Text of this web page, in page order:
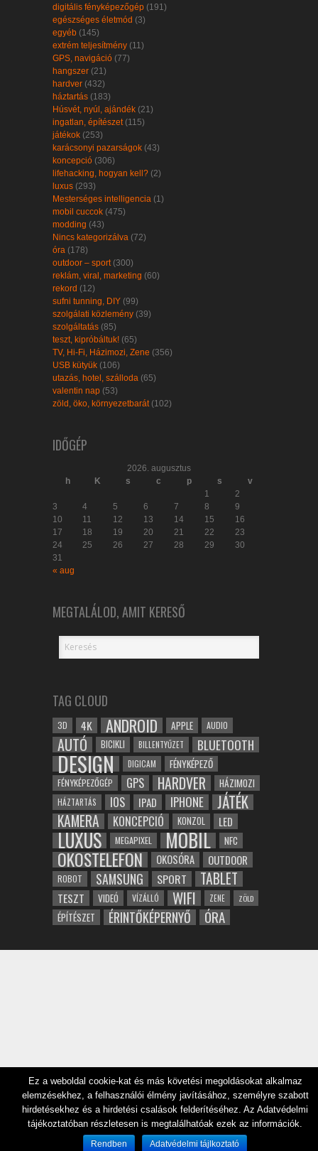
digitális fényképezőgép (191)
egészséges életmód (3)
egyéb (145)
extrém teljesítmény (11)
GPS, navigáció (77)
hangszer (21)
hardver (432)
háztartás (183)
Húsvét, nyúl, ajándék (21)
ingatlan, építészet(115)
játékok (253)
karácsonyi pazarságok (43)
koncepció (306)
lifehacking, hogyan kell? (2)
luxus (293)
Mesterséges intelligencia (1)
mobil cuccok (475)
modding (43)
Nincs kategorizálva (72)
óra (178)
outdoor – sport(300)
reklám, viral, marketing (60)
rekord (12)
sufni tunning, DIY (99)
szolgálati közlemény (39)
szolgáltatás (85)
teszt, kipróbáltuk! (65)
TV, Hi-Fi, Házimozi, Zene (356)
USB kütyük (106)
utazás, hotel, szálloda (65)
valentin nap (53)
zöld, öko, környezetbarát(102)
IDŐGÉP
2026. augusztus
h
K s c p s
v
1
2
3
4 5 6 7 8
9
10
11 12 13 14 15
16
17
18 19 20 21 22
23
24
25 26 27 28 29
30
31
« aug
MEGTALÁLOD, AMIT KERESŐ
TAG CLOUD
3D 4K ANDROID APPLE AUDIO
AUTÓ BICIKLI BILLENTYŰZET BLUETOOTH
DESIGN DIGICAM FÉNYKÉPEZŐ
FÉNYKÉPEZŐGÉP GPS HARDVER HÁZIMOZI
HÁZTARTÁS IOS IPAD IPHONE JÁTÉK
KAMERA KONCEPCIÓ KONZOL LED
LUXUS MEGAPIXEL MOBIL NFC
OKOSTELEFON OKOSÓRA OUTDOOR
ROBOT SAMSUNG SPORT TABLET
TESZT VIDEÓ VÍZÁLLÓ WIFI ZENE ZÖLD
ÉPÍTÉSZET ÉRINTŐKÉPERNYŐ ÓRA
Ez a weboldal cookie-kat és más követési megoldásokat alkalmaz
elemzésekhez, a felhasználói élmény javításához, személyre szabott
hirdetésekhez és a hirdetési csalások felderítéséhez. Az Adatvédelmi
tájékoztatóban részletesen is megtalálhatóak ezek az információk.
Rendben Adatvédelmi tájlkoztató